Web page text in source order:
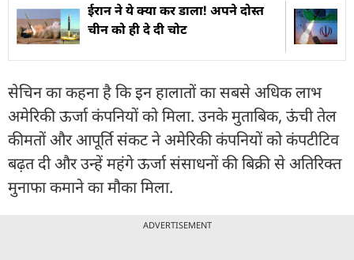
ईरान ने ये क्या कर डाला! अपने दोस्त
चीन को ही दे दी चोट
सेचिन का कहना है कि इन हालातों का सबसे अधिक लाभ
अमेरिकी ऊर्जा कंपनियों को मिला. उनके मुताबिक, ऊंची तेल
कीमतों और आपूर्ति संकट ने अमेरिकी कंपनियों को कंपटीटिव
बढ़त दी और उन्हें महंगे ऊर्जा संसाधनों की बिक्री से अतिरिक्त
मुनाफा कमाने का मौका मिला.
ADVERTISEMENT